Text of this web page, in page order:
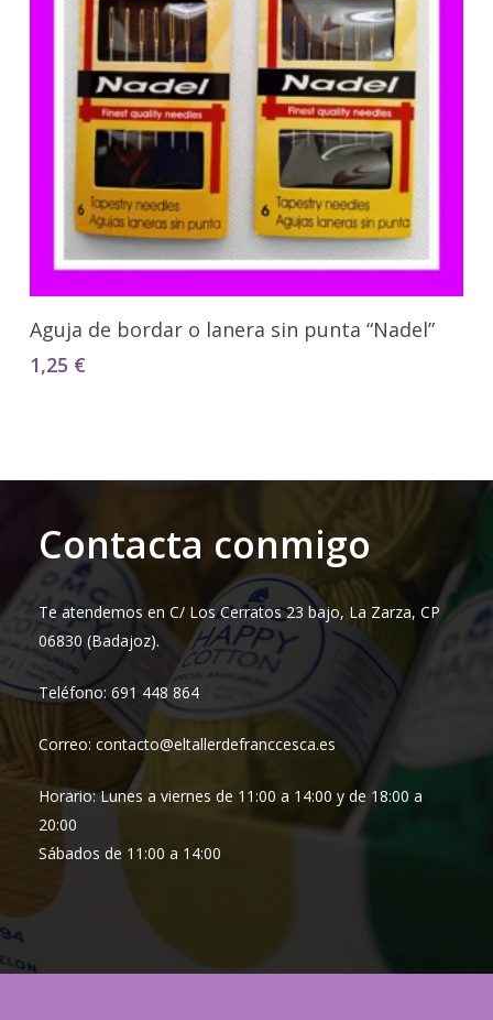
Seleccionar Opciones
Aguja de bordar o lanera sin punta “Nadel”
1,25 €
Contacta conmigo
Te atendemos en C/ Los Cerratos 23 bajo, La Zarza, CP
06830 (Badajoz).
Teléfono: 691 448 864
Correo: contacto@eltallerdefranccesca.es
Horario: Lunes a viernes de 11:00 a 14:00 y de 18:00 a
20:00
Sábados de 11:00 a 14:00